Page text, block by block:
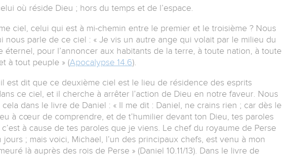
où réside Dieu ; hors du temps et de l’espace.
ciel, celui qui est à mi-chemin entre le premier et le troisième ? Nous
nous parle de ce ciel : « Je vis un autre ange qui volait par le milieu du
éternel, pour l’annoncer aux habitants de la terre, à toute nation, à toute
à tout peuple » (Apocalypse 14.6).
il est dit que ce deuxième ciel est le lieu de résidence des esprits
ce ciel, et il cherche à arrêter l’action de Dieu en notre faveur. Nous
dans le livre de Daniel : « Il me dit : Daniel, ne crains rien ; car dès le
à cœur de comprendre, et de t’humilier devant ton Dieu, tes paroles
à cause de tes paroles que je viens. Le chef du royaume de Perse
jours ; mais voici, Michael, l’un des principaux chefs, est venu à mon
là auprès des rois de Perse » (Daniel 10.11/13). Dans le livre de